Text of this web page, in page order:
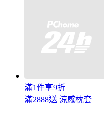
滿1件享9折
滿2888送 涼感枕套